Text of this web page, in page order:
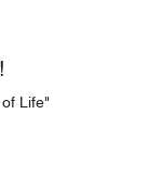
Life"